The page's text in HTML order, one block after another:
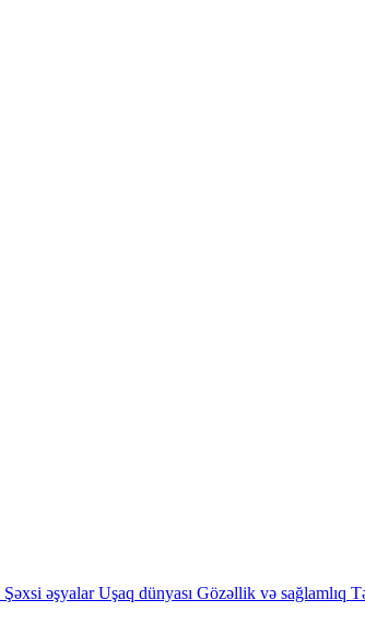
Şəxsi əşyalar Uşaq dünyası Gözəllik və sağlamlıq